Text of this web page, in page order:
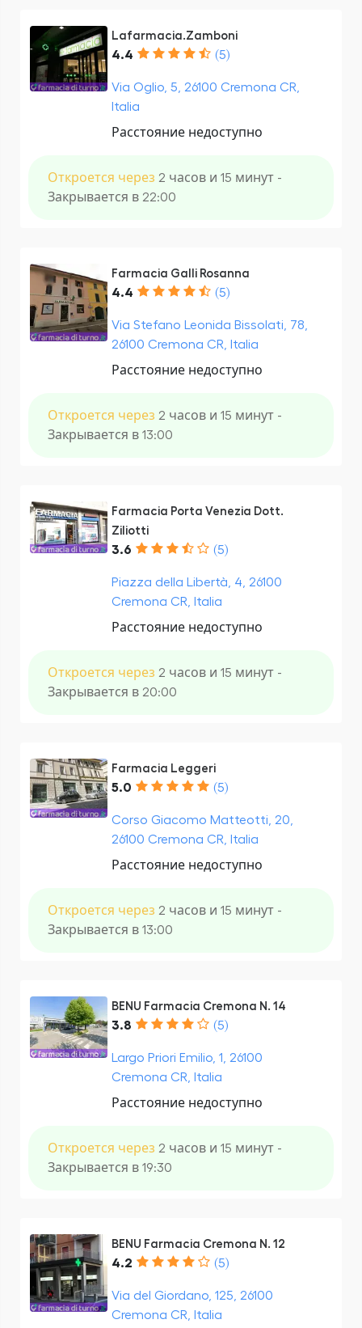
Lafarmacia.Zamboni
4.4 (5)
Via Oglio, 5, 26100 Cremona CR,
Italia
Расстояние недоступно
Откроется через 2 часов и 15 минут -
Закрывается в 22:00
Farmacia Galli Rosanna
4.4 (5)
Via Stefano Leonida Bissolati, 78,
26100 Cremona CR, Italia
Расстояние недоступно
Откроется через 2 часов и 15 минут -
Закрывается в 13:00
Farmacia Porta Venezia Dott.
Ziliotti
3.6 (5)
Piazza della Libertà, 4, 26100
Cremona CR, Italia
Расстояние недоступно
Откроется через 2 часов и 15 минут -
Закрывается в 20:00
Farmacia Leggeri
5.0 (5)
Corso Giacomo Matteotti, 20,
26100 Cremona CR, Italia
Расстояние недоступно
Откроется через 2 часов и 15 минут -
Закрывается в 13:00
BENU Farmacia Cremona N. 14
3.8 (5)
Largo Priori Emilio, 1, 26100
Cremona CR, Italia
Расстояние недоступно
Откроется через 2 часов и 15 минут -
Закрывается в 19:30
BENU Farmacia Cremona N. 12
4.2 (5)
Via del Giordano, 125, 26100
Cremona CR, Italia